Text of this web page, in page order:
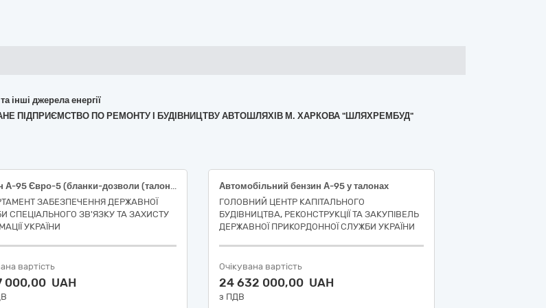
інші джерела енергії
ПІДПРИЄМСТВО ПО РЕМОНТУ І БУДІВНИЦТВУ АВТОШЛЯХІВ М. ХАРКОВА "ШЛЯХРЕМБУД"
Бензин А-95 Євро-5 (бланки-дозволи (талони)
ЗАБЕЗПЕЧЕННЯ ДЕРЖАВНОЇ
СПЕЦІАЛЬНОГО ЗВ'ЯЗКУ ТА ЗАХИСТУ
УКРАЇНИ
вартість
000,00 UAH
Автомобільний бензин А-95 у талонах
ГОЛОВНИЙ ЦЕНТР КАПІТАЛЬНОГО
БУДІВНИЦТВА, РЕКОНСТРУКЦІЇ ТА ЗАКУПІВЕЛЬ
ДЕРЖАВНОЇ ПРИКОРДОННОЇ СЛУЖБИ УКРАЇНИ
Очікувана вартість
24 632 000,00 UAH
з ПДВ